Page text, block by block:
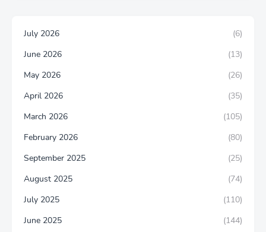
July 2026
(6)
June 2026
(13)
May 2026
(26)
April 2026
(35)
March 2026
(105)
February 2026
(80)
September 2025
(25)
August 2025
(74)
July 2025
(110)
June 2025
(144)